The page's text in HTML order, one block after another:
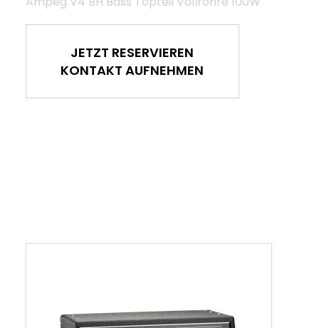
JETZT RESERVIEREN
KONTAKT AUFNEHMEN